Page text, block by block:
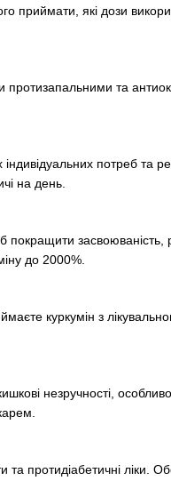
приймати, які дози
та
потреб та
на день.
покращити
до 2000%.
куркумін з
незручності,
протидіабетичні ліки.